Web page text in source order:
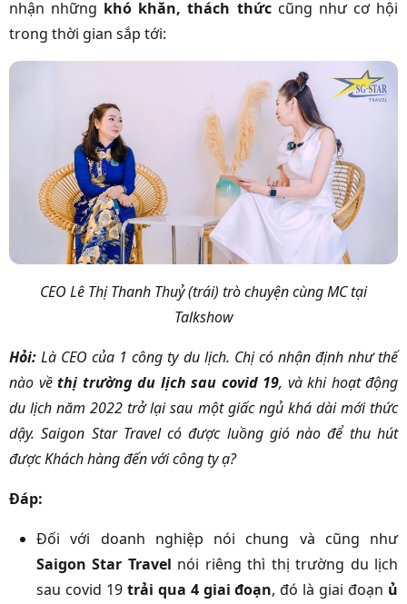
nhận những khó khăn, thách thứccũng như cơ hội
trong thời gian sắp tới:
CEO Lê Thị Thanh Thuỷ (trái) trò chuyện cùng MC tại
Talkshow
Hỏi: Là CEO của 1 công ty du lịch. Chị có nhận định như thế
nào vềthị trường du lịch sau covid 19, và khi hoạt động
du lịch năm 2022 trở lại sau một giấc ngủ khá dài mới thức
dậy. Saigon Star Travel có được luồng gió nào để thu hút
được Khách hàng đến với công ty ạ?
Đáp:
Đối với doanh nghiệp nói chung và cũng như
Saigon Star Travel nói riêng thì thị trường du lịch
sau covid 19 trải qua 4 giai đoạn, đó là giai đoạn ủ